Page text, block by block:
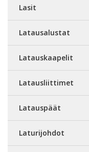
Lasit
Latausalustat
Latauskaapelit
Latausliittimet
Latauspäät
Laturijohdot